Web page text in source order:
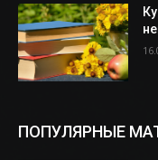
ПОПУЛЯРНЫЕ